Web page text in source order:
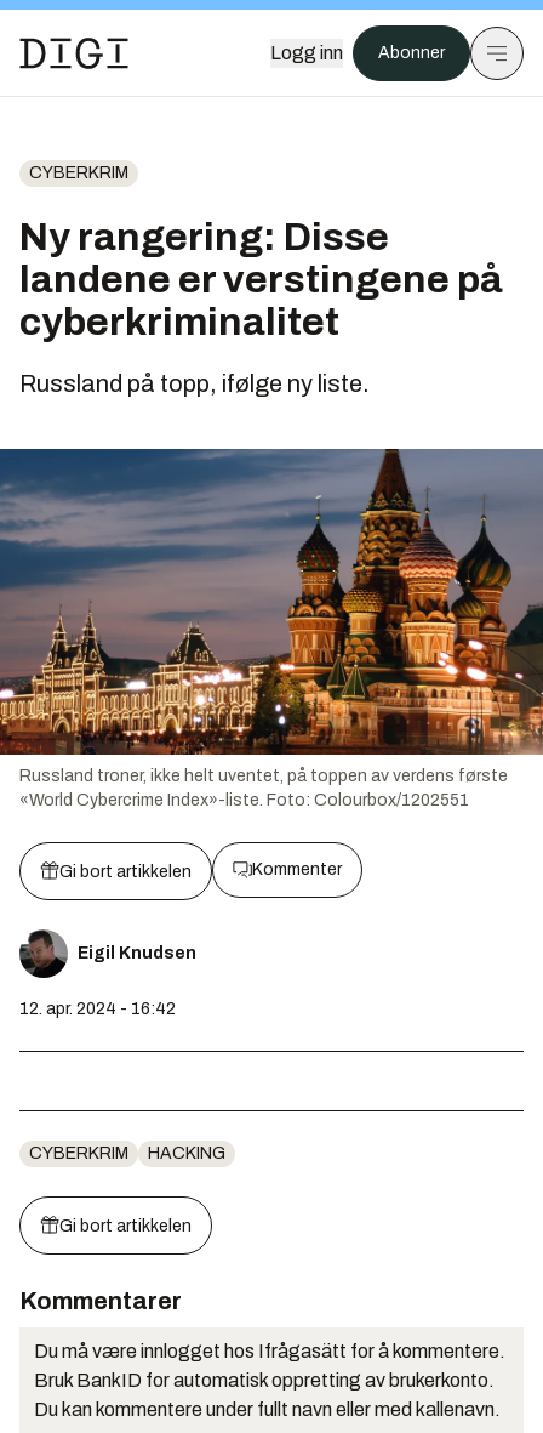
Logg inn Abonner
CYBERKRIM
Ny rangering: Disse
landene er verstingene på
cyberkriminalitet
Russland på topp, ifølge ny liste.
Russland troner, ikke helt uventet, på toppen av verdens første
«World Cybercrime Index»-liste. Foto: Colourbox/1202551
Gi bort artikkelen Kommenter
Eigil Knudsen
12. apr. 2024 - 16:42
CYBERKRIM HACKING
Gi bort artikkelen
Kommentarer
Du må være innlogget hos Ifrågasätt for å kommentere.
Bruk BankID for automatisk oppretting av brukerkonto.
Du kan kommentere under fullt navn eller med kallenavn.